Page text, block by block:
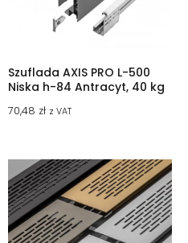
Szuflada AXIS PRO L-500
Niska h-84 Antracyt, 40 kg
70,48 zł z VAT